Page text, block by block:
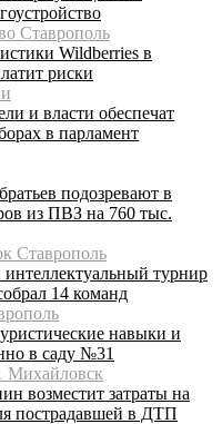
Ставрополь
Wildberries в
риски
и власти обеспечат
в парламент
подозревают в
из ПВЗ на 760 тыс.
Ставрополь
турнир
14 команд
навыки и
в саду №31
Михайловск
возместит затраты на
пострадавшей в ДТП